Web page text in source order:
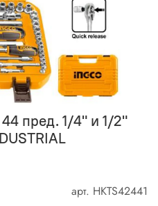
арт. HKTS42441
пред. 1/4" и 1/2"